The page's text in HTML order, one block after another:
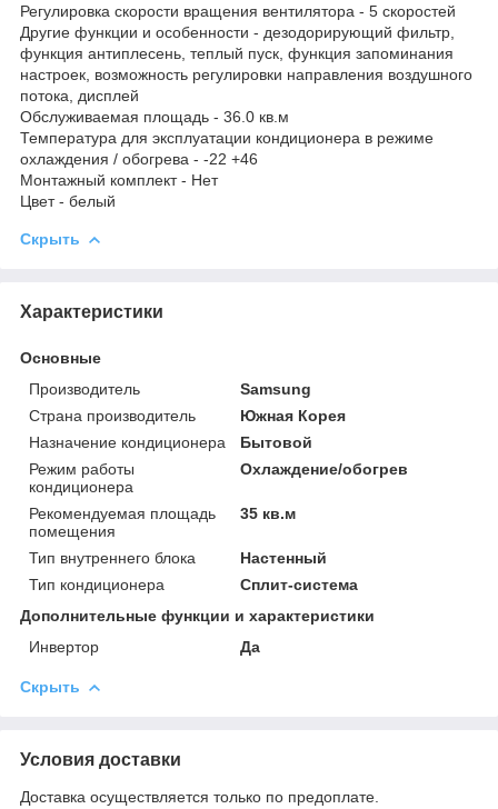
Регулировка скорости вращения вентилятора - 5 скоростей
Другие функции и особенности - дезодорирующий фильтр,
функция антиплесень, теплый пуск, функция запоминания
настроек, возможность регулировки направления воздушного
потока, дисплей
Обслуживаемая площадь - 36.0 кв.м
Температура для эксплуатации кондиционера в режиме
охлаждения / обогрева - -22 +46
Монтажный комплект - Нет
Цвет - белый
Скрыть
Характеристики
Основные
Производитель
Samsung
Страна производитель
Южная Корея
Назначение кондиционера
Бытовой
Режим работы
кондиционера
Охлаждение/обогрев
Рекомендуемая площадь
помещения
35 кв.м
Тип внутреннего блока
Настенный
Тип кондиционера
Сплит-система
Дополнительные функции и характеристики
Инвертор
Да
Скрыть
Условия доставки
Доставка осуществляется только по предоплате.